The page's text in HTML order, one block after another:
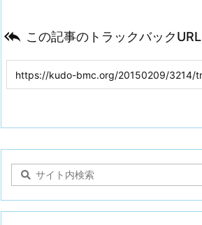
 この記事のトラックバックURL